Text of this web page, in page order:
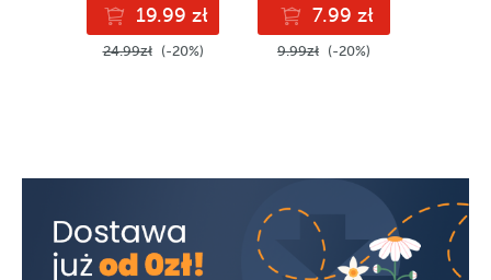
19.99 zł
24.99zł (-20%)
7.99 zł
9.99zł (-20%)